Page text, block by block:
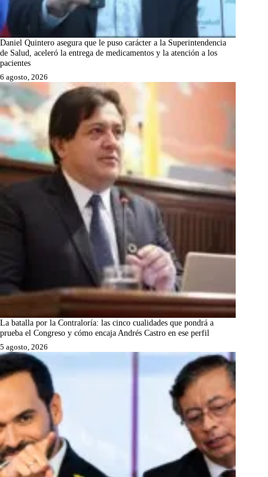
Daniel Quintero asegura que le puso carácter a la Superintendencia
de Salud, aceleró la entrega de medicamentos y la atención a los
pacientes
6 agosto, 2026
La batalla por la Contraloría: las cinco cualidades que pondrá a
prueba el Congreso y cómo encaja Andrés Castro en ese perfil
5 agosto, 2026